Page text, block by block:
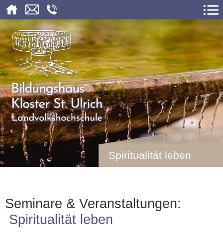
Spiritualität leben
Seminare & Veranstaltungen:
Spiritualität leben